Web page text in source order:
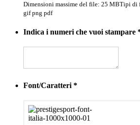
Dimensioni massime del file: 25 MBTipi di
gif png pdf
Indica i numeri che vuoi stampare
Font/Caratteri *